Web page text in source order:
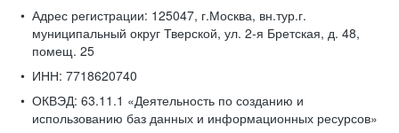
Адрес регистрации: 125047, г.Москва, вн.тур.г.
муниципальный округ Тверской, ул. 2-я Бретская, д. 48,
помещ. 25
ИНН: 7718620740
ОКВЭД: 63.11.1 «Деятельность по созданию и
использованию баз данных и информационных ресурсов»